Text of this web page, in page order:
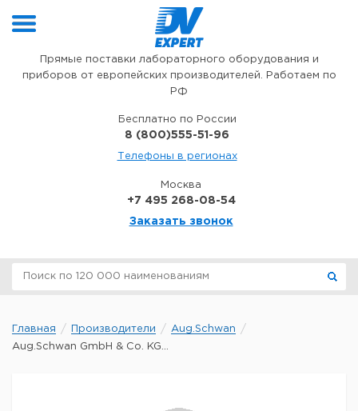
Прямые поставки лабораторного оборудования и
приборов от европейских производителей. Работаем по
РФ
Бесплатно по России
8 (800)555-51-96
Телефоны в регионах
Москва
+7 495 268-08-54
Заказать звонок
Главная Производители
Aug.Schwan
Aug.Schwan GmbH & Co. KG...